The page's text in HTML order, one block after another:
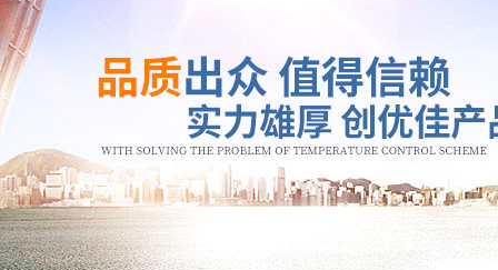
上海申思特自动化设备有限公司